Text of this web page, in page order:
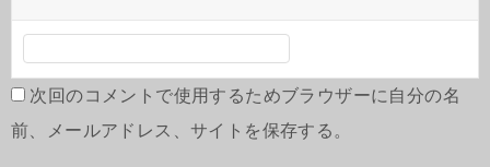
次回のコメントで使用するためブラウザーに自分の名
前、メールアドレス、サイトを保存する。